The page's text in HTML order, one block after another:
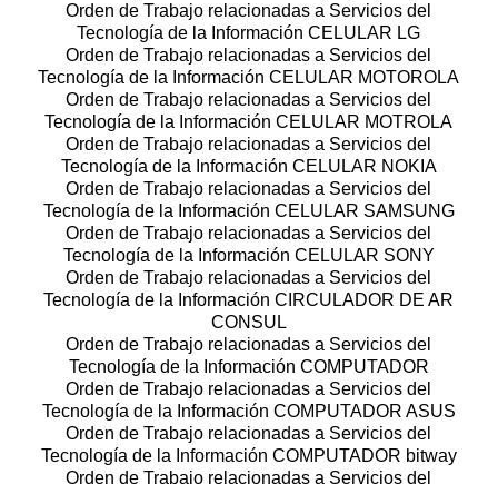
Orden de Trabajo relacionadas a Servicios del
Tecnología de la Información CELULAR LG
Orden de Trabajo relacionadas a Servicios del
Tecnología de la Información CELULAR MOTOROLA
Orden de Trabajo relacionadas a Servicios del
Tecnología de la Información CELULAR MOTROLA
Orden de Trabajo relacionadas a Servicios del
Tecnología de la Información CELULAR NOKIA
Orden de Trabajo relacionadas a Servicios del
Tecnología de la Información CELULAR SAMSUNG
Orden de Trabajo relacionadas a Servicios del
Tecnología de la Información CELULAR SONY
Orden de Trabajo relacionadas a Servicios del
Tecnología de la Información CIRCULADOR DE AR
CONSUL
Orden de Trabajo relacionadas a Servicios del
Tecnología de la Información COMPUTADOR
Orden de Trabajo relacionadas a Servicios del
Tecnología de la Información COMPUTADOR ASUS
Orden de Trabajo relacionadas a Servicios del
Tecnología de la Información COMPUTADOR bitway
Orden de Trabajo relacionadas a Servicios del